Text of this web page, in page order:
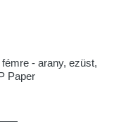
- arany, ezüst,
Paper